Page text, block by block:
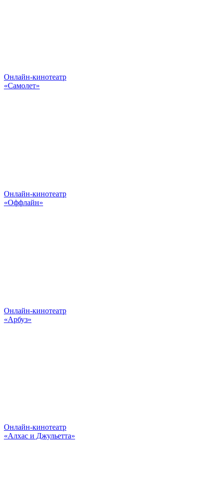
Онлайн-кинотеатр
«Самолет»
Онлайн-кинотеатр
«Оффлайн»
Онлайн-кинотеатр
«Арбуз»
Онлайн-кинотеатр
«Алхас и Джульетта»